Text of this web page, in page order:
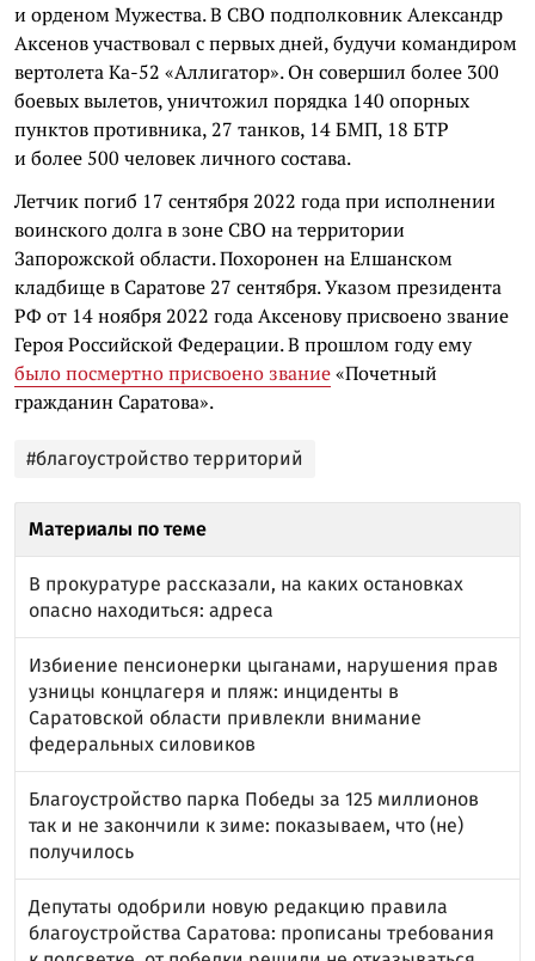
и орденом Мужества. В СВО подполковник Александр
Аксенов участвовал с первых дней, будучи командиром
вертолета Ка-52 «Аллигатор». Он совершил более 300
боевых вылетов, уничтожил порядка 140 опорных
пунктов противника, 27 танков, 14 БМП, 18 БТР
и более 500 человек личного состава.
Летчик погиб 17 сентября 2022 года при исполнении
воинского долга в зоне СВО на территории
Запорожской области. Похоронен на Елшанском
кладбище в Саратове 27 сентября. Указом президента
РФ от 14 ноября 2022 года Аксенову присвоено звание
Героя Российской Федерации. В прошлом году ему
было посмертно присвоено звание«Почетный
гражданин Саратова».
#благоустройство территорий
Материалы по теме
В прокуратуре рассказали, на каких остановках
опасно находиться: адреса
Избиение пенсионерки цыганами, нарушения прав
узницы концлагеря и пляж: инциденты в
Саратовской области привлекли внимание
федеральных силовиков
Благоустройство парка Победы за 125 миллионов
так и не закончили к зиме: показываем, что (не)
получилось
Депутаты одобрили новую редакцию правила
благоустройства Саратова: прописаны требования